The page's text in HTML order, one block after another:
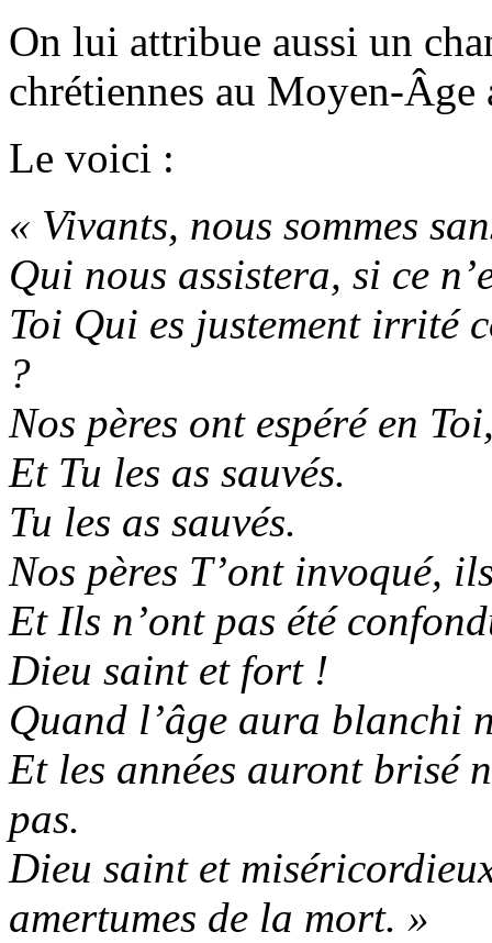
On lui attribue aussi un
chrétiennes au
Le voici :
« Vivants, nous sommes
Qui nous assistera, si ce
Toi Qui es justement irrité
?
Nos pères ont espéré en
Et Tu les as sauvés.
Tu les as sauvés.
Nos pères T’ont invoqué,
Et Ils n’ont pas été
Dieu saint et fort !
Quand l’âge aura blanchi
Et les années auront brisé
pas.
Dieu saint et
amertumes de la mort. »